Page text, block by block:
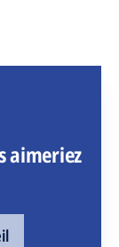
aimeriez